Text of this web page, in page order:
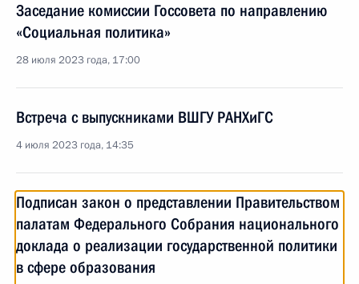
Заседание комиссии Госсовета по направлению
«Социальная политика»
28 июля 2023 года, 17:00
Встреча с выпускниками ВШГУ РАНХиГС
4 июля 2023 года, 14:35
Подписан закон о представлении Правительством
палатам Федерального Собрания национального
доклада о реализации государственной политики
в сфере образования